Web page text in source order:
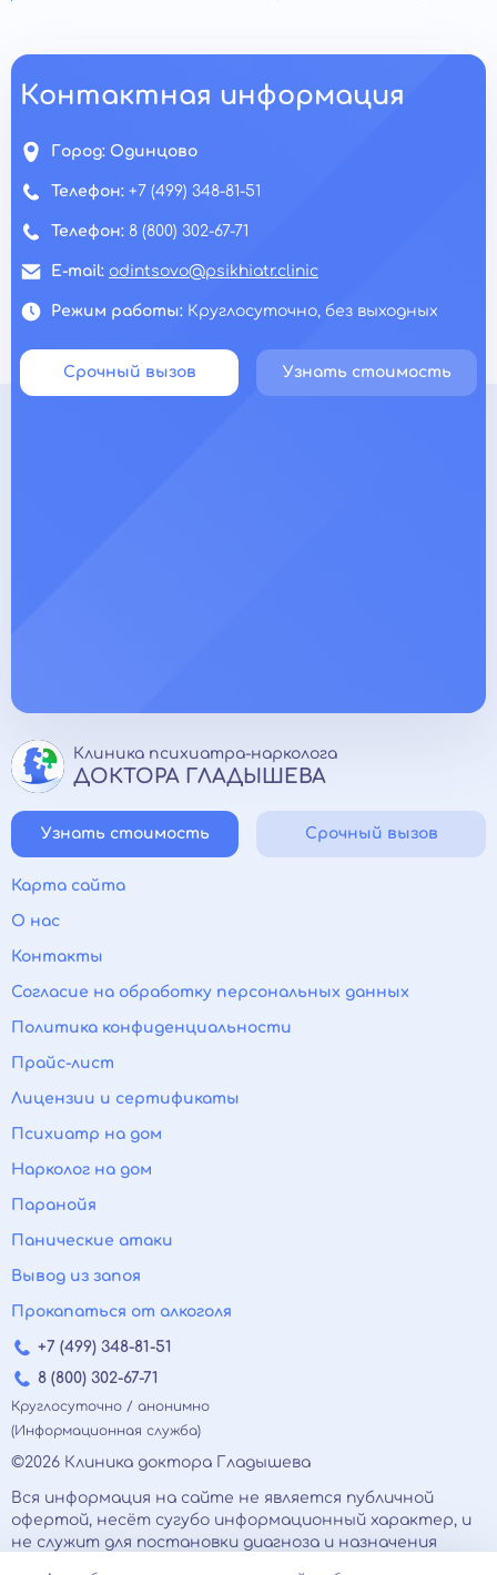
Контактная информация
Город: Одинцово
Телефон: +7 (499) 348-81-51
Телефон: 8 (800) 302-67-71
E-mail: odintsovo@psikhiatr.clinic
Режим работы: Круглосуточно, без выходных
Срочный вызов Узнать стоимость
Клиника психиатра-нарколога
ДОКТОРА ГЛАДЫШЕВА
Узнать стоимость Срочный вызов
Карта сайта
О нас
Контакты
Согласие на обработку персональных данных
Политика конфиденциальности
Прайс-лист
Лицензии и сертификаты
Психиатр на дом
Нарколог на дом
Паранойя
Панические атаки
Вывод из запоя
Прокапаться от алкоголя
+7 (499) 348-81-51
8 (800) 302-67-71
Круглосуточно / анонимно
(Информационная служба)
©2026 Клиника доктора Гладышева
Вся информация на сайте не является публичной
офертой, несёт сугубо информационный характер, и
не служит для постановки диагноза и назначения